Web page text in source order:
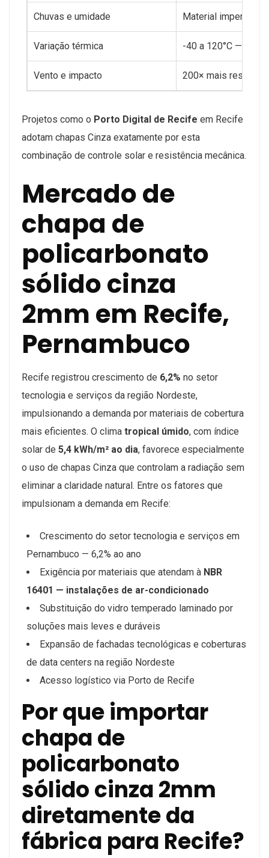
Chuvas e umidade Material
Variação térmica -40 a 120°C —
Vento e impacto 200× mais
Projetos como o Porto Digital de Recife em Recife
adotam chapas Cinza exatamente por esta
combinação de controle solar e resistência mecânica.
Mercado de
chapa de
policarbonato
sólido cinza
2mm em Recife,
Pernambuco
Recife registrou crescimento de 6,2% no setor
tecnologia e serviços da região Nordeste,
impulsionando a demanda por materiais de cobertura
mais eficientes. O clima tropical úmido, com índice
solar de 5,4 kWh/m² ao dia, favorece especialmente
o uso de chapas Cinza que controlam a radiação sem
eliminar a claridade natural. Entre os fatores que
impulsionam a demanda em Recife:
Crescimento do setor tecnologia e serviços em
Pernambuco — 6,2% ao ano
Exigência por materiais que atendam à NBR
16401 — instalações de ar-condicionado
Substituição do vidro temperado laminado por
soluções mais leves e duráveis
Expansão de fachadas tecnológicas e coberturas
de data centers na região Nordeste
Acesso logístico via Porto de Recife
Por que importar
chapa de
policarbonato
sólido cinza 2mm
diretamente da
fábrica para Recife?